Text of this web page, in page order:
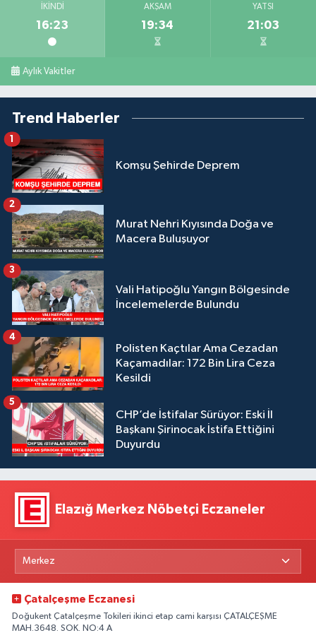
İKINDI
16:23
AKŞAM
19:34
YATSI
21:03
Aylık Vakitler
Trend Haberler
Komşu Şehirde Deprem
1
Murat Nehri Kıyısında Doğa ve
Macera Buluşuyor
2
Vali Hatipoğlu Yangın Bölgesinde
İncelemelerde Bulundu
3
Polisten Kaçtılar Ama Cezadan
Kaçamadılar: 172 Bin Lira Ceza
Kesildi
4
CHP’de İstifalar Sürüyor: Eski İl
Başkanı Şirinocak İstifa Ettiğini
Duyurdu
5
Elazığ Merkez Nöbetçi Eczaneler
Çatalçeşme Eczanesi
Doğukent Çatalçeşme Tokileri ikinci etap cami karşısı ÇATALÇEŞME
MAH.3648. SOK. NO:4 A